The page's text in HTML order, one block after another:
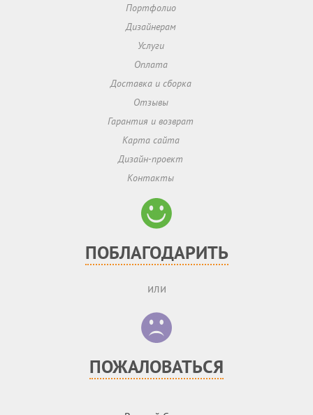
Портфолио
Дизайнерам
Услуги
Оплата
Доставка и сборка
Отзывы
Гарантия и возврат
Карта сайта
Дизайн-проект
Контакты
ПОБЛАГОДАРИТЬ
или
ПОЖАЛОВАТЬСЯ